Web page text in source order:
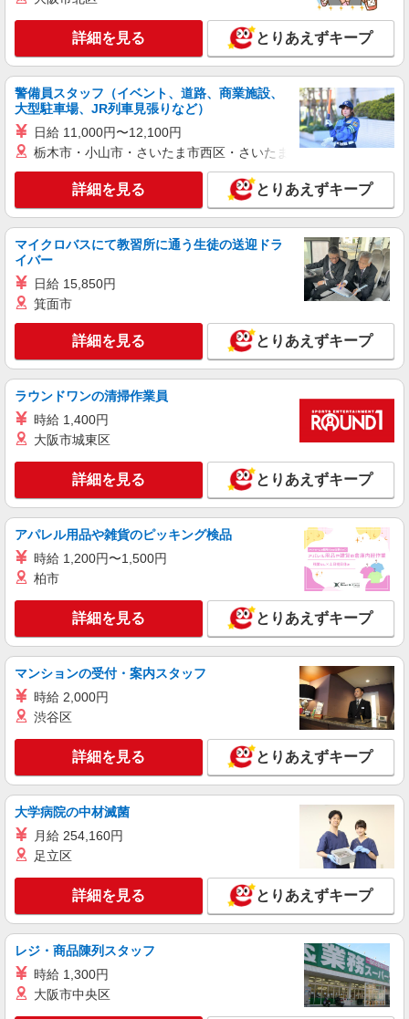
詳細を見る とりあえずキープ
警備員スタッフ（イベント、道路、商業施設、
大型駐車場、JR列車見張りなど）
日給 11,000円〜12,100円
栃木市・小山市・さいたま市西区・さいたま市岩槻区・久喜市・
詳細を見る とりあえずキープ
マイクロバスにて教習所に通う生徒の送迎ドラ
イバー
日給 15,850円
箕面市
詳細を見る とりあえずキープ
ラウンドワンの清掃作業員
時給 1,400円
大阪市城東区
詳細を見る とりあえずキープ
アパレル用品や雑貨のピッキング検品
時給 1,200円〜1,500円
柏市
詳細を見る とりあえずキープ
マンションの受付・案内スタッフ
時給 2,000円
渋谷区
詳細を見る とりあえずキープ
大学病院の中材滅菌
月給 254,160円
足立区
詳細を見る とりあえずキープ
レジ・商品陳列スタッフ
時給 1,300円
大阪市中央区